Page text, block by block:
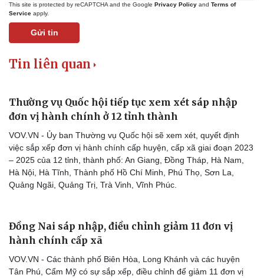
check-in
Cửa sổ tình yêu
This site is protected by reCAPTCHA and the Google Privacy Policy and Terms of
Service apply.
Gửi tin
Tin liên quan
Thường vụ Quốc hội tiếp tục xem xét sáp nhập
đơn vị hành chính ở 12 tỉnh thành
VOV.VN - Ủy ban Thường vụ Quốc hội sẽ xem xét, quyết định
việc sắp xếp đơn vị hành chính cấp huyện, cấp xã giai đoạn 2023
– 2025 của 12 tỉnh, thành phố: An Giang, Đồng Tháp, Hà Nam,
Hà Nội, Hà Tĩnh, Thành phố Hồ Chí Minh, Phú Thọ, Sơn La,
Quảng Ngãi, Quảng Trị, Trà Vinh, Vĩnh Phúc.
Đồng Nai sáp nhập, điều chỉnh giảm 11 đơn vị
hành chính cấp xã
VOV.VN - Các thành phố Biên Hòa, Long Khánh và các huyện
Tân Phú, Cẩm Mỹ có sự sắp xếp, điều chỉnh để giảm 11 đơn vị